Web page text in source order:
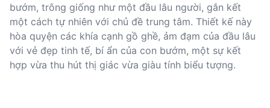
bướm, trông giống như một đầu lâu người, gắn kết
một cách tự nhiên với chủ đề trung tâm. Thiết kế này
hòa quyện các khía cạnh gồ ghề, ảm đạm của đầu lâu
với vẻ đẹp tinh tế, bí ẩn của con bướm, một sự kết
hợp vừa thu hút thị giác vừa giàu tính biểu tượng.